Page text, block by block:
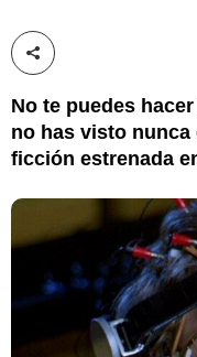
Compartir esta noticia
No te puedes
no has visto
ficción estrenada